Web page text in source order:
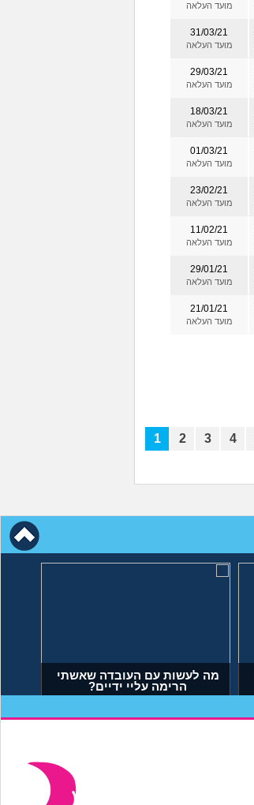
מועד העלאה
31/03/21
מועד העלאה
29/03/21
מועד העלאה
18/03/21
מועד העלאה
01/03/21
מועד העלאה
23/02/21
מועד העלאה
11/02/21
מועד העלאה
29/01/21
מועד העלאה
21/01/21
מועד העלאה
1 2 3 4
מה לעשות עם העובדה שאשתי
הרימה עליי ידיים?